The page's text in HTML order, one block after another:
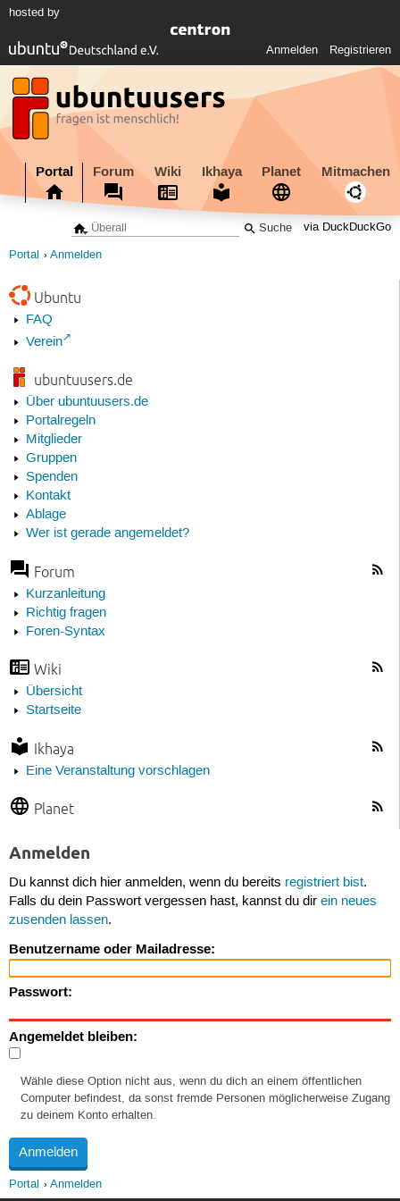
hosted by
Anmelden Registrieren
Portal Forum Wiki Ikhaya Planet Mitmachen
via DuckDuckGo
Portal Anmelden
Ubuntu
FAQ
Verein
ubuntuusers.de
Über ubuntuusers.de
Portalregeln
Mitglieder
Gruppen
Spenden
Kontakt
Ablage
Wer ist gerade angemeldet?
Forum
Kurzanleitung
Richtig fragen
Foren-Syntax
Wiki
Übersicht
Startseite
Ikhaya
Eine Veranstaltung vorschlagen
Planet
Anmelden
Du kannst dich hier anmelden, wenn du bereits registriert bist.
Falls du dein Passwort vergessen hast, kannst du dir ein neues
zusenden lassen.
Benutzername oder Mailadresse:
Passwort:
Angemeldet bleiben:
Wähle diese Option nicht aus, wenn du dich an einem öffentlichen
Computer befindest, da sonst fremde Personen möglicherweise Zugang
zu deinem Konto erhalten.
Portal Anmelden